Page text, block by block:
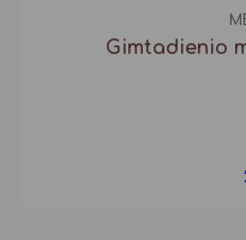
Gimtadienio